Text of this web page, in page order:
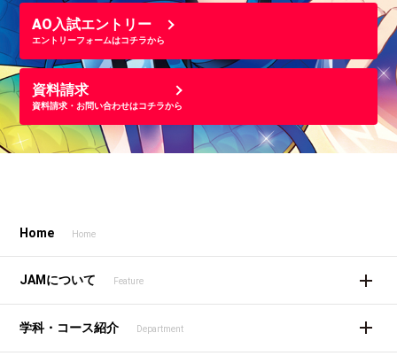
AO入試エントリー
エントリーフォームはコチラから
資料請求
資料請求・お問い合わせはコチラから
Home Home
JAMについて Feature
学科・コース紹介 Department